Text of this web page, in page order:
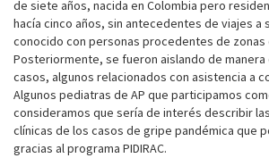
de siete años, nacida en Colombia pero
hacía cinco años, sin antecedentes de viajes a
conocido con personas procedentes de zonas
Posteriormente, se fueron aislando de manera
casos, algunos relacionados con asistencia a
Algunos pediatras de AP que participamos
consideramos que sería de interés describir
clínicas de los casos de gripe pandémica que
gracias al programa PIDIRAC.